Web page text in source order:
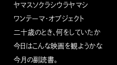
ヤマスソクラシウラヤマシ
ワンテーマ・オブジェクト
二十歳のとき、何をしていたか
今日はこんな映画を観ようかな
今月の副読書。